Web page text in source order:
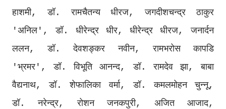
हाशमी, डॉ. रामचैतन्य धीरज, जगदीशचन्द्र ठाकुर
'अनिल', डॉ. धीरेन्द्र धीर, धीरेन्द्र धीरज, जनार्दन
ललन, डॉ. देवशङ्कर नवीन, रामभरोस कापडि
'भ्रमर', डॉ. विभूति आनन्द, डॉ. रामदेव झा, बाबा
वैद्यनाथ, डॉ. शेफालिका वर्मा, डॉ. कमलमोहन चुन्नू,
डॉ. नरेन्द्र, रोशन जनकपुरी, अजित आजाद,